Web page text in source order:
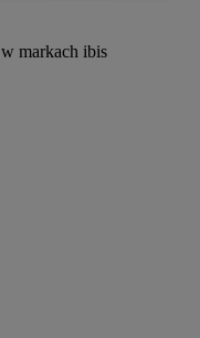
w markach ibis